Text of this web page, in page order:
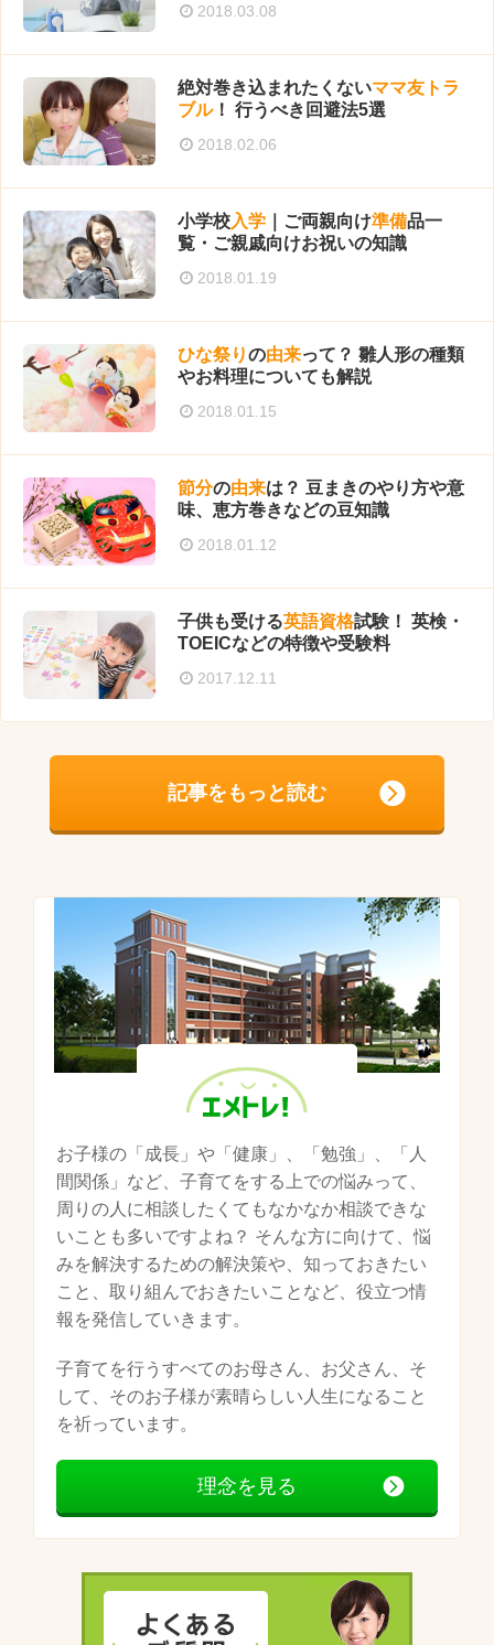
2018.03.08
絶対巻き込まれたくないママ友 トラ
ブル！ 行うべき回避法5選
2018.02.06
小学校入学 ｜ご両親向け準備品一
覧・ご親戚向けお祝いの知識
2018.01.19
ひな祭りの由来って？ 雛人形の種類
やお料理についても解説
2018.01.15
節分の由来は？ 豆まきのやり方や意
味、恵方巻きなどの豆知識
2018.01.12
子供も受ける英語資格試験！ 英検・
TOEICなどの特徴や受験料
2017.12.11
記事をもっと読む
お子様の「成長」や「健康」、「勉強」、「人
間関係」など、子育てをする上での悩みって、
周りの人に相談したくてもなかなか相談できな
いことも多いですよね？ そんな方に向けて、悩
みを解決するための解決策や、知っておきたい
こと、取り組んでおきたいことなど、役立つ情
報を発信していきます。
子育てを行うすべてのお母さん、お父さん、そ
して、そのお子様が素晴らしい人生になること
を祈っています。
理念を見る